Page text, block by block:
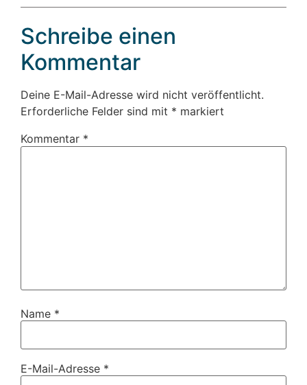
Schreibe einen
Kommentar
Deine E-Mail-Adresse wird nicht veröffentlicht.
Erforderliche Felder sind mit * markiert
Kommentar *
Name *
E-Mail-Adresse *